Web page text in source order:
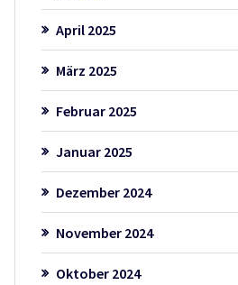
April 2025
März 2025
Februar 2025
Januar 2025
Dezember 2024
November 2024
Oktober 2024